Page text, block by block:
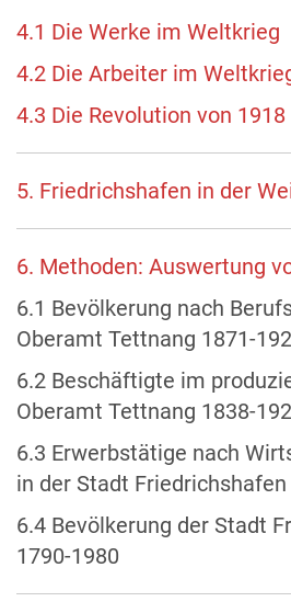
4.1 Die Werke im Weltkrieg
4.2 Die Arbeiter im
4.3 Die Revolution von
5. Friedrichshafen in der
6. Methoden: Auswertung
6.1 Bevölkerung nach
Oberamt Tettnang 1871-
6.2 Beschäftigte im
Oberamt Tettnang 1838-
6.3 Erwerbstätige nach
in der Stadt
6.4 Bevölkerung der Stadt
1790-1980